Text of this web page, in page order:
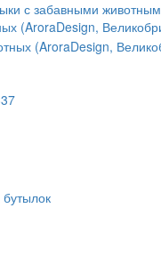
(AroraDesign,